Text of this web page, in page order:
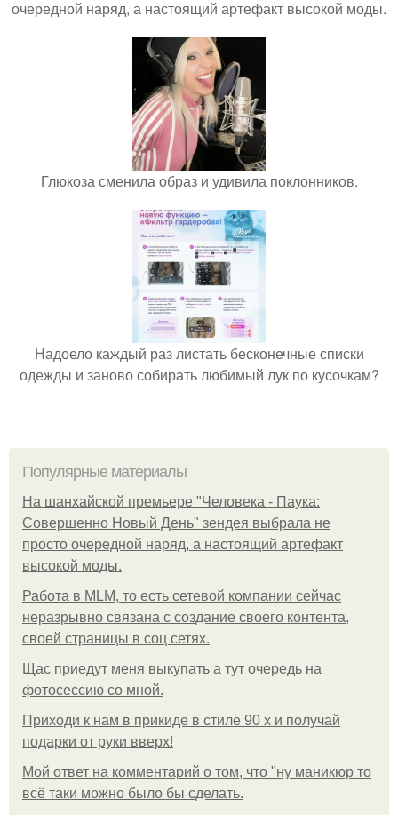
очередной наряд, а настоящий артефакт высокой моды.
Глюкоза сменила образ и удивила поклонников.
Надоело каждый раз листать бесконечные списки
одежды и заново собирать любимый лук по кусочкам?
Популярные материалы
На шанхайской премьере "Человека - Паука:
Совершенно Новый День" зендея выбрала не
просто очередной наряд, а настоящий артефакт
высокой моды.
Работа в MLM, то есть сетевой компании сейчас
неразрывно связана с создание своего контента,
своей страницы в соц сетях.
Щас приедут меня выкупать а тут очередь на
фотосессию со мной.
Приходи к нам в прикиде в стиле 90 х и получай
подарки от руки вверх!
Мой ответ на комментарий о том, что "ну маникюр то
всё таки можно было бы сделать.